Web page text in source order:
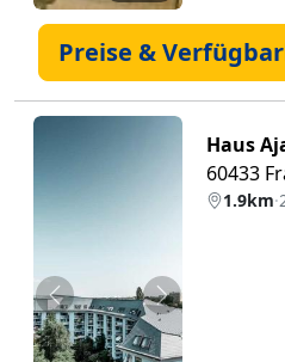
Preise &
Zurück Weiter
Haus
60433
1.9km·